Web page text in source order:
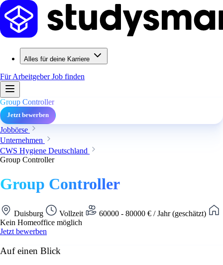
Alles für deine Karriere
Für ArbeitgeberJob finden
Group Controller
Jetzt bewerben
Jobbörse
Unternehmen
CWS Hygiene Deutschland
Group Controller
Group Controller
Duisburg Vollzeit
60000 - 80000 € / Jahr (geschätzt)
Kein Homeoffice möglich
Jetzt bewerben
Auf einen Blick